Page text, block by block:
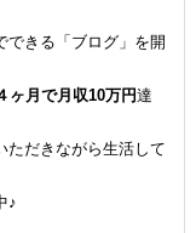
できる「ブログ」を開
ヶ月で月収10万円達
ただきながら生活して
♪